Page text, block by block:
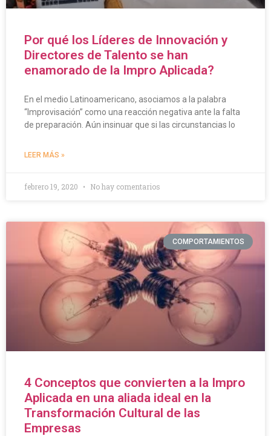
Por qué los Líderes de Innovación y
Directores de Talento se han
enamorado de la Impro Aplicada?
En el medio Latinoamericano, asociamos a la palabra
“Improvisación” como una reacción negativa ante la falta
de preparación. Aún insinuar que si las circunstancias lo
LEER MÁS »
febrero 19, 2020 No hay comentarios
COMPORTAMIENTOS
4 Conceptos que convierten a la Impro
Aplicada en una aliada ideal en la
Transformación Cultural de las
Empresas